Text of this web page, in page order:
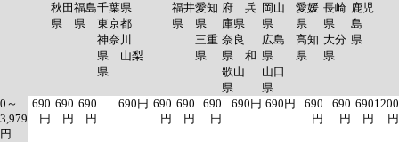
秋田
県
福島
県
千葉県
東京都
神奈川
県 山梨
県
福井
県
愛知
県
三重
県
府 兵
庫県
奈良
県 和
歌山
県
岡山
県
広島
県
山口
県
愛媛
県
高知
県
長崎
県
大分
県
鹿児
島
県
0～
3,979
円
690
円
690
円
690
円
690円 690
円
690
円
690
円
690円 690円
690
円
690
円
690
円
1200
円